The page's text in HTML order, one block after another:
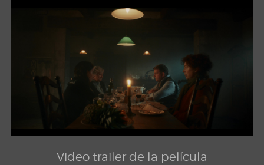
Video trailer de la película